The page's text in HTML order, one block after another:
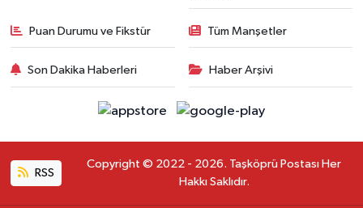
Puan Durumu ve Fikstür Tüm Manşetler
Son Dakika Haberleri Haber Arşivi
RSS
Copyright © 2022 - 2026. Taşköprü Postası Her
Hakkı Saklıdır.